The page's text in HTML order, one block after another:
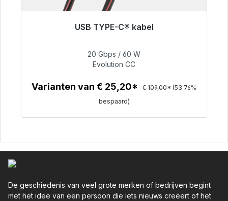
USB TYPE-C® kabel
48 uur*
Details
20 Gbps / 60 W
Evolution CC
Varianten van € 25,20* € 109,00* (53.76%
bespaard)
De geschiedenis van veel grote merken of bedrijven begint
met het idee van een persoon die iets nieuws creëert of het